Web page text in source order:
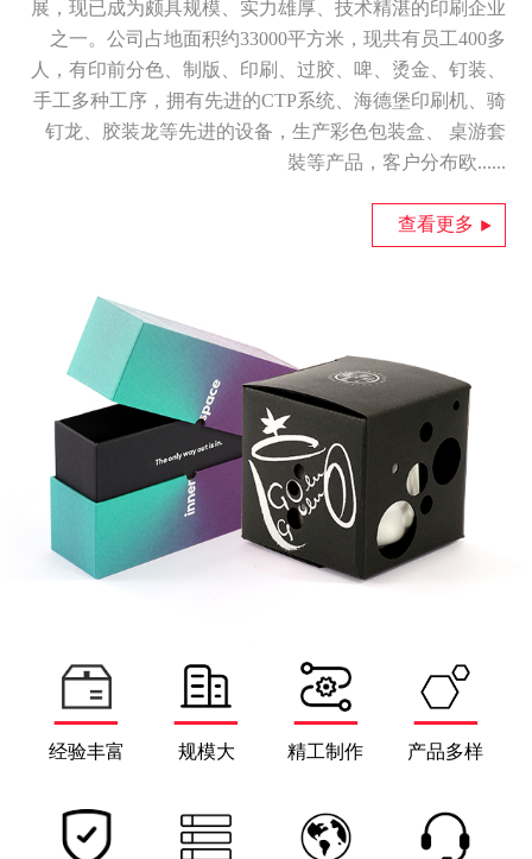
展，现已成为颇具规模、实力雄厚、技术精湛的印刷企业
之一。公司占地面积约33000平方米，现共有员工400多
人，有印前分色、制版、印刷、过胶、啤、烫金、钉装、
手工多种工序，拥有先进的CTP系统、海德堡印刷机、骑
钉龙、胶装龙等先进的设备，生产彩色包装盒、 桌游套
裝等产品，客户分布欧......
查看更多
经验丰富 规模大 精工制作 产品多样